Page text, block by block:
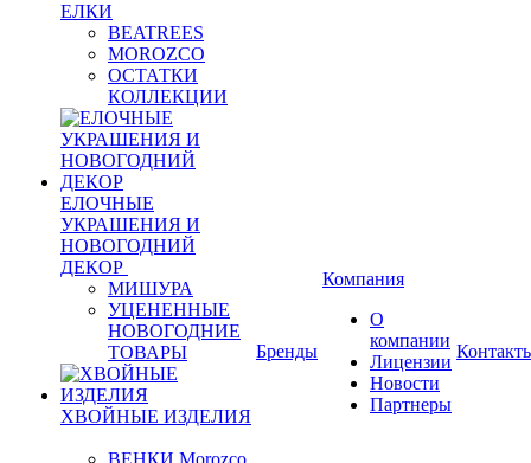
ЕЛКИ
BEATREES
MOROZCO
ОСТАТКИ
КОЛЛЕКЦИИ
ЕЛОЧНЫЕ
УКРАШЕНИЯ И
НОВОГОДНИЙ
ДЕКОР
МИШУРА
УЦЕНЕННЫЕ
НОВОГОДНИЕ
ТОВАРЫ
ХВОЙНЫЕ ИЗДЕЛИЯ
ВЕНКИ Morozco
Бренды
Компания
О
компании
Лицензии
Новости
Партнеры